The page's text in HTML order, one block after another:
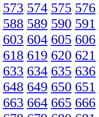
573 574 575 576
588 589 590 591
603 604 605 606
618 619 620 621
633 634 635 636
648 649 650 651
663 664 665 666